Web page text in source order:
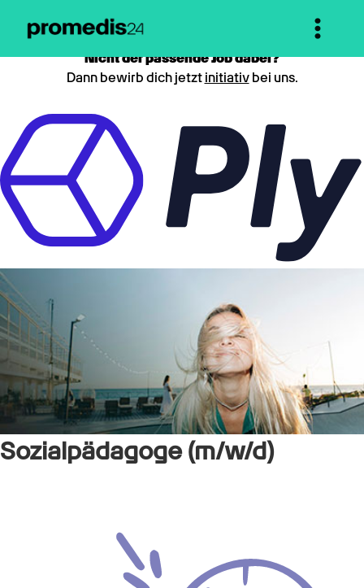
Nicht der passende Job dabei?
Dann bewirb dich jetzt initiativbei uns.
Sozialpädagoge (m/w/d)